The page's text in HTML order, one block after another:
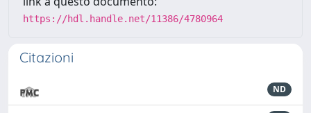
https://hdl.handle.net/11386/4780964
Citazioni
ND